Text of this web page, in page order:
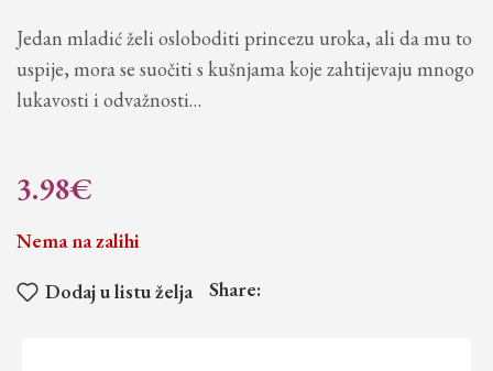
Jedan mladić želi osloboditi princezu uroka, ali da mu to
uspije, mora se suočiti s kušnjama koje zahtijevaju mnogo
lukavosti i odvažnosti…
3.98€
Nema na zalihi
Dodaj u listu želja Share: